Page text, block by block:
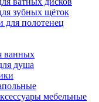
зубных щёток
для полотенец
ванных
душа
мебельные